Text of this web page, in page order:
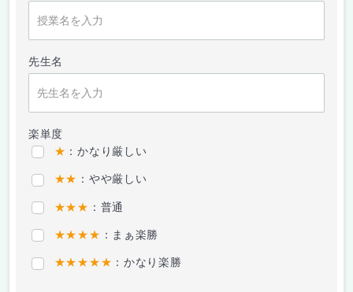
先生名
楽単度
★ ：かなり厳しい
★★ ：やや厳しい
★★★ ：普通
★★★★ ：まぁ楽勝
★★★★★ ：かなり楽勝